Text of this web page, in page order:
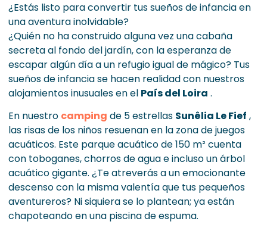
¿Estás listo para convertir tus sueños de infancia en
una aventura inolvidable?
¿Quién no ha construido alguna vez una cabaña
secreta al fondo del jardín, con la esperanza de
escapar algún día a un refugio igual de mágico? Tus
sueños de infancia se hacen realidad con nuestros
alojamientos inusuales en el País del Loira .
En nuestro camping de 5 estrellas Sunêlia Le Fief ,
las risas de los niños resuenan en la zona de juegos
acuáticos. Este parque acuático de 150 m² cuenta
con toboganes, chorros de agua e incluso un árbol
acuático gigante. ¿Te atreverás a un emocionante
descenso con la misma valentía que tus pequeños
aventureros? Ni siquiera se lo plantean; ya están
chapoteando en una piscina de espuma.